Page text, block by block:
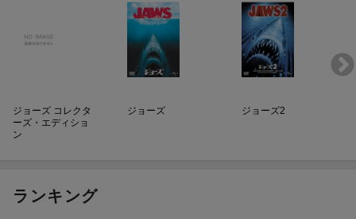
ジョーズ コレクタ
ーズ・エディショ
ン
ジョーズ ジョーズ2
ランキング